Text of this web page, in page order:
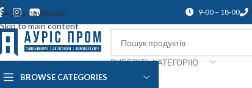
Skip to navigation
Skip to main content
9-00 – 18-00
ВИБЕРІТЬ КАТЕГОРІЮ
BROWSE CATEGORIES